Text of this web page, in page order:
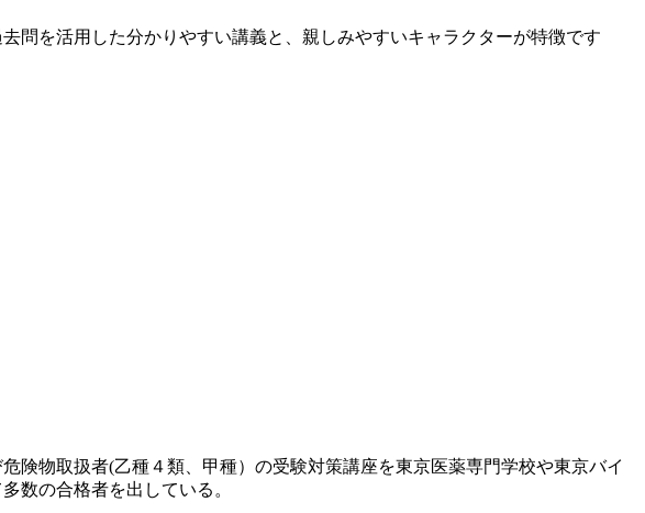
問を活用した分かりやすい講義と、親しみやすいキャラクターが特徴です
険物取扱者(乙種４類、甲種）の受験対策講座を東京医薬専門学校や東京バイ
数の合格者を出している。